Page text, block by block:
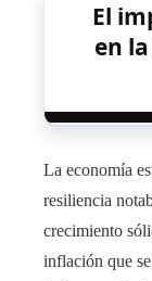
El
en
La economía
resiliencia
crecimiento
inflación que